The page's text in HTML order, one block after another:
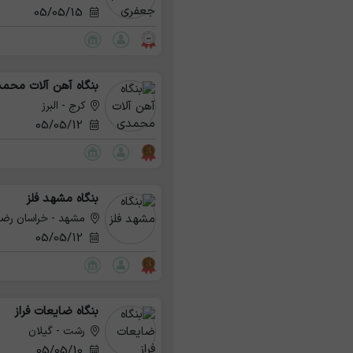
بنگاه آهن آلات
کرج - البرز
بنگاه مشهد فلز
مشهد - خراسان
بنگاه ضایعات فراز
رشت - گیلان